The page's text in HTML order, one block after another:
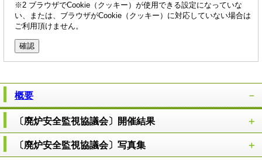
※2 ブラウザでCookie（クッキー）が使用できる設定になっていな
い、または、ブラウザがCookie（クッキー）に対応していない場合は
ご利用頂けません。
概要
〔廃炉安全監視協議会〕開催結果
〔廃炉安全監視協議会〕写真集